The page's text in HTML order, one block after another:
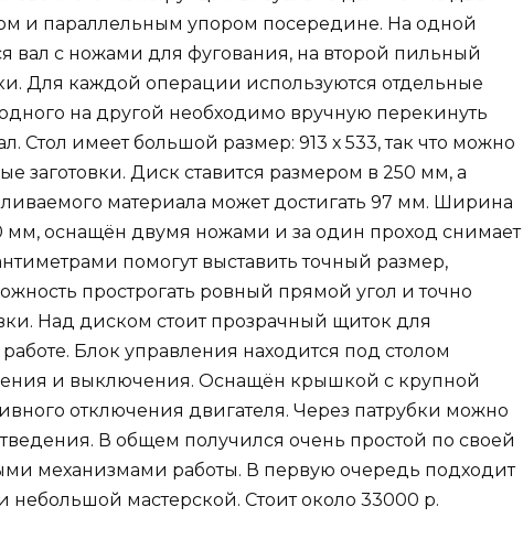
и параллельным упором посередине. На одной
вал с ножами для фугования, на второй пильный
Для каждой операции используются отдельные
на другой необходимо вручную перекинуть
Стол имеет большой размер: 913 х 533, так что можно
заготовки. Диск ставится размером в 250 мм, а
материала может достигать 97 мм. Ширина
мм, оснащён двумя ножами и за один проход снимает
помогут выставить точный размер,
прострогать ровный прямой угол и точно
Над диском стоит прозрачный щиток для
Блок управления находится под столом
и выключения. Оснащён крышкой с крупной
отключения двигателя. Через патрубки можно
В общем получился очень простой по своей
механизмами работы. В первую очередь подходит
мастерской. Стоит около 33000 р.